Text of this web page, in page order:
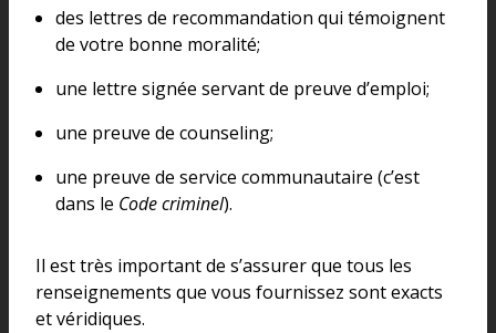
des lettres de recommandation qui témoignent
de votre bonne moralité;
une lettre signée servant de preuve d’emploi;
une preuve de counseling;
une preuve de service communautaire (c’est
dans le Code criminel).
Il est très important de s’assurer que tous les
renseignements que vous fournissez sont exacts
et véridiques.